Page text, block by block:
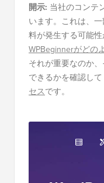
開示: 当社のコンテ
います。これは、
料が発生する可能性
WPBeginnerがどの
それが重要なのか
できるかを確認し
セスです。